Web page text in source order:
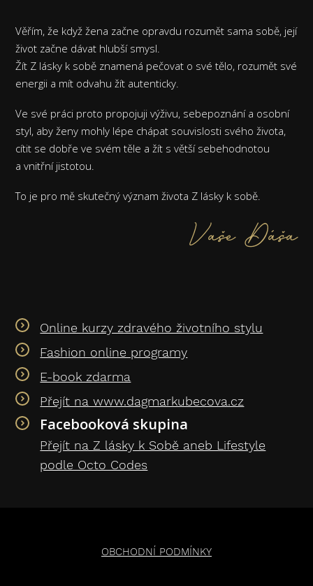
Věřím, že když žena začne opravdu rozumět sama sobě, její
život začne dávat hlubší smysl.
Žít Z lásky k sobě znamená pečovat o své tělo, rozumět své
energii a mít odvahu žít autenticky.
Ve své práci proto propojuji výživu, sebepoznání a osobní
styl, aby ženy mohly lépe chápat souvislosti svého života,
cítit se dobře ve svém těle a žít s větší sebehodnotou
a vnitřní jistotou.
To je pro mě skutečný význam života Z lásky k sobě.
Vaše Dáša
Online kurzy zdravého životního stylu
Fashion online programy
E-book zdarma
Přejít na www.dagmarkubecova.cz
Facebooková skupina
Přejít na Z lásky k Sobě aneb Lifestyle
podle Octo Codes
OBCHODNÍ PODMÍNKY